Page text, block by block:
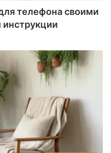
телефона своими